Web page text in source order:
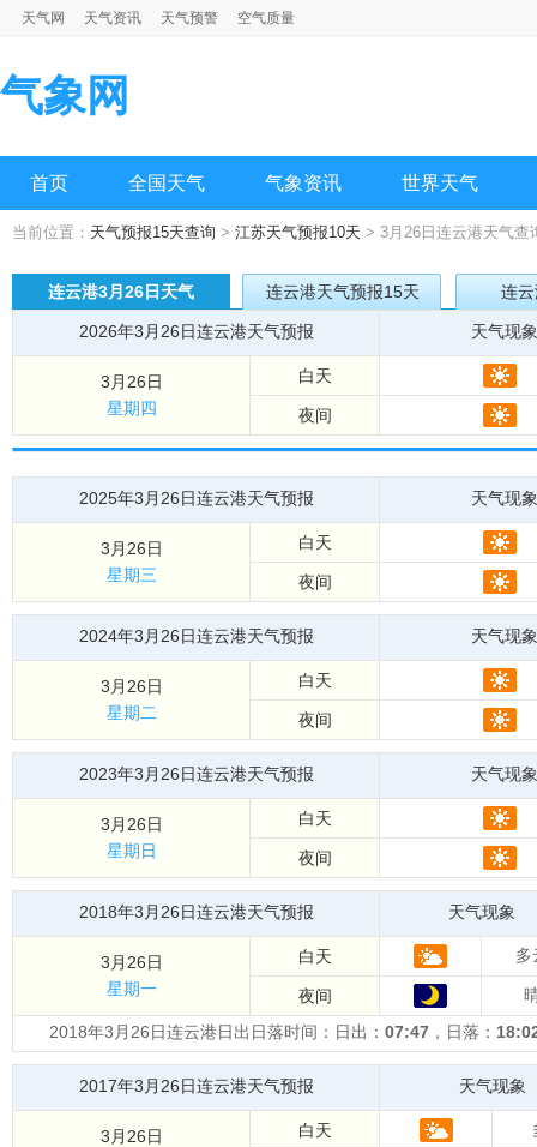
天气网 天气资讯 天气预警 空气质量
气象网
首页 全国天气 气象资讯 世界天气
当前位置： 天气预报15天查询 > 江苏天气预报10天 > 3月26日连云港天气查
连云港3月26日天气 连云港天气预报15天 连
2026年3月26日连云港天气预报 天气现象
3月26日
星期四
白天
夜间
2025年3月26日连云港天气预报 天气现象
3月26日
星期三
白天
夜间
2024年3月26日连云港天气预报 天气现象
3月26日
星期二
白天
夜间
2023年3月26日连云港天气预报 天气现象
3月26日
星期日
白天
夜间
2018年3月26日连云港天气预报 天气现象
3月26日
星期一
白天 多
夜间
2018年3月26日连云港日出日落时间：日出： 07:47 ，日落：
2017年3月26日连云港天气预报 天气现象
3月26日
白天